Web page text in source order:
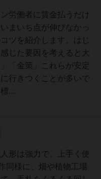
労働者に賃金払うだけ
まいち点が伸びなかっ
ツを紹介します。はじ
じた要因を考えると大
「金策」これらが安定
行きつくことが多いで
...
形は強力で、上手く使
同様に、畑や植物工場